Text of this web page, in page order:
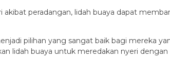
akibat peradangan, lidah buaya dapat
pilihan yang sangat baik bagi mereka
lidah buaya untuk meredakan nyeri